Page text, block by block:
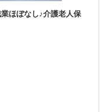
ほぼなし♪介護老人保